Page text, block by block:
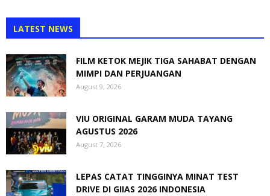
LATEST NEWS
FILM KETOK MEJIK TIGA SAHABAT DENGAN
MIMPI DAN PERJUANGAN
August 9, 2026
VIU ORIGINAL GARAM MUDA TAYANG
AGUSTUS 2026
August 7, 2026
LEPAS CATAT TINGGINYA MINAT TEST
DRIVE DI GIIAS 2026 INDONESIA